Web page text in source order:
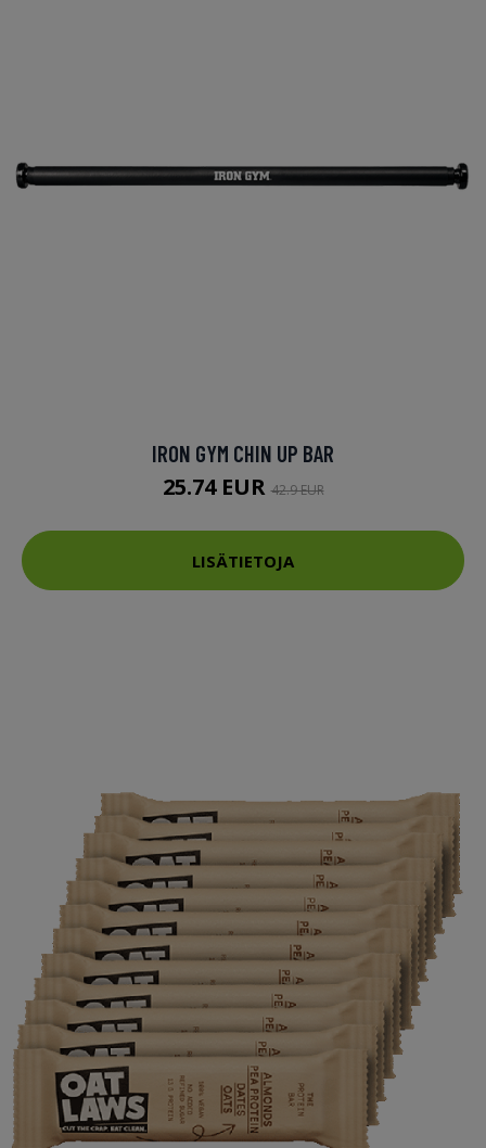
IRON GYM CHIN UP BAR
25.74 EUR42.9 EUR
LISÄTIETOJA